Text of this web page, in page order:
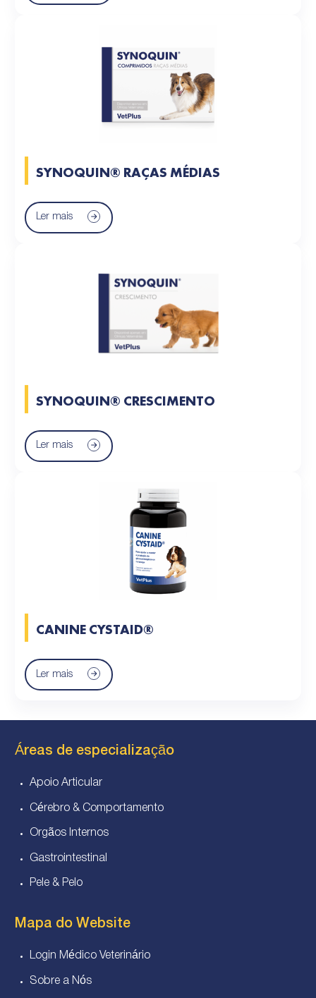
SYNOQUIN® RAÇAS MÉDIAS
Ler mais
SYNOQUIN® CRESCIMENTO
Ler mais
CANINE CYSTAID®
Ler mais
Áreas de especialização
Apoio Articular
Cérebro & Comportamento
Orgãos Internos
Gastrointestinal
Pele & Pelo
Mapa do Website
Login Médico Veterinário
Sobre a Nós